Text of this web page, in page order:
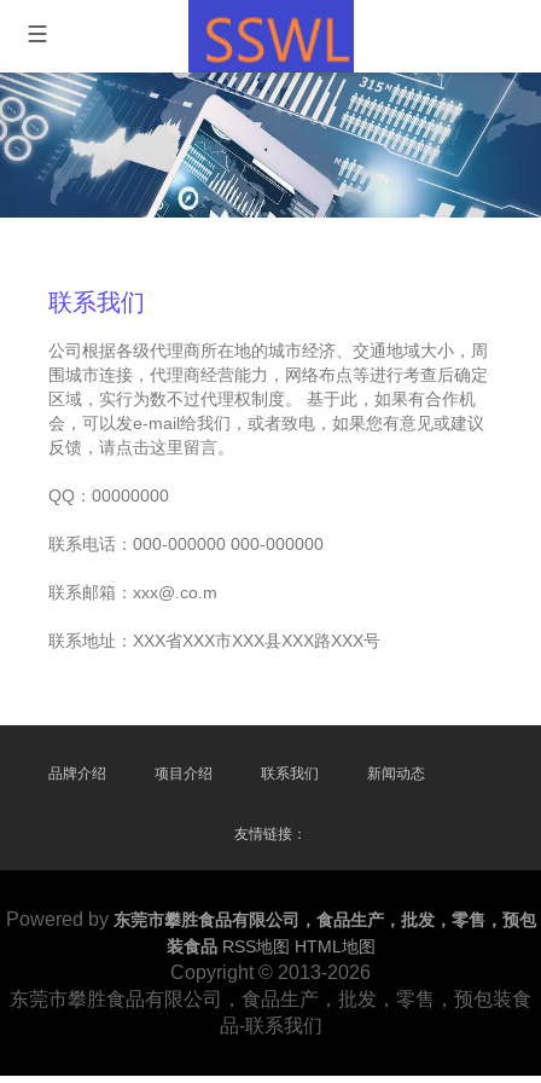
联系我们
公司根据各级代理商所在地的城市经济、交通地域大小，周
围城市连接，代理商经营能力，网络布点等进行考查后确定
区域，实行为数不过代理权制度。 基于此，如果有合作机
会，可以发e-mail给我们，或者致电，如果您有意见或建议
反馈，请点击这里留言。
QQ：00000000
联系电话：000-000000 000-000000
联系邮箱：xxx@.co.m
联系地址：XXX省XXX市XXX县XXX路XXX号
品牌介绍 项目介绍 联系我们 新闻动态
友情链接：
Powered by 东莞市攀胜食品有限公司，食品生产，批发，零售，预包
装食品 RSS地图 HTML地图
Copyright © 2013-2026
东莞市攀胜食品有限公司，食品生产，批发，零售，预包装食
品-联系我们